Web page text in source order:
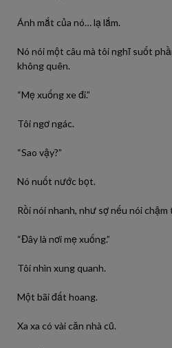
Ánh mắt của nó… lạ lắm.
Nó nói một câu mà tôi nghĩ suốt
không quên.
“Mẹ xuống xe đi.”
Tôi ngơ ngác.
“Sao vậy?”
Nó nuốt nước bọt.
Rồi nói nhanh, như sợ nếu nói
“Đây là nơi mẹ xuống.”
Tôi nhìn xung quanh.
Một bãi đất hoang.
Xa xa có vài căn nhà cũ.